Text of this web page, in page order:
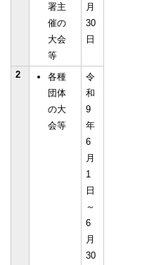
署主
催の
大会
等
月
30
日
2
各種
団体
の大
会等
令
和
9
年
6
月
1
日
～
6
月
30